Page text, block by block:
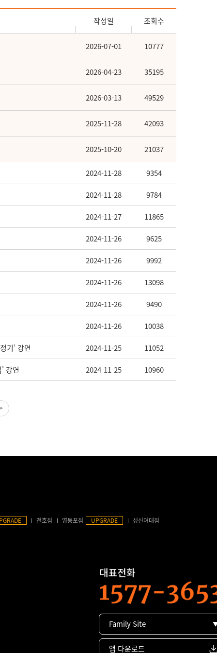
작성일 조회수
2026-07-01 10777
2026-04-23 35195
2026-03-13 49529
2025-11-28 42093
2025-10-20 21037
2024-11-28 9354
2024-11-28 9784
2024-11-27 11865
2024-11-26 9625
2024-11-26 9992
2024-11-26 13098
2024-11-26 9490
2024-11-26 10038
기’ 강연 2024-11-25 11052
강연 2024-11-25 10960
천호점 영등포점 UPGRADE 성신여대점
Family Site
앱 다운로드